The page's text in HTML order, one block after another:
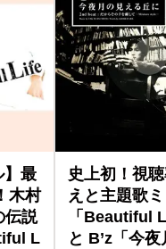
】最
木村
伝説
L
史上初！視
えと主題歌
「Beautiful
と B’z「今